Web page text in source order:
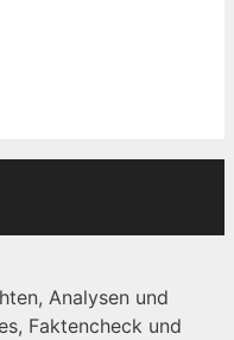
Analysen und
Faktencheck und